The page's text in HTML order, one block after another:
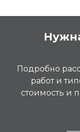
Подробно
работ и
стоимость и